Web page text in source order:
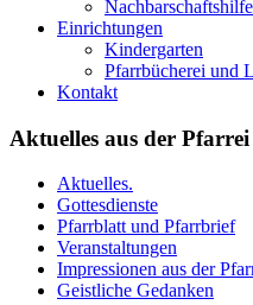
Einrichtungen
Kindergarten
Pfarrbücherei und
Kontakt
Aktuelles aus der Pfarrei
Aktuelles.
Gottesdienste
Pfarrblatt und Pfarrbrief
Veranstaltungen
Impressionen aus der
Geistliche Gedanken